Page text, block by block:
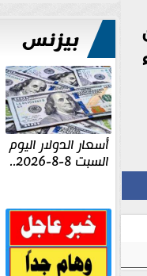
بيزنس
أسعار الدولار اليوم
السبت 8-8-2026..